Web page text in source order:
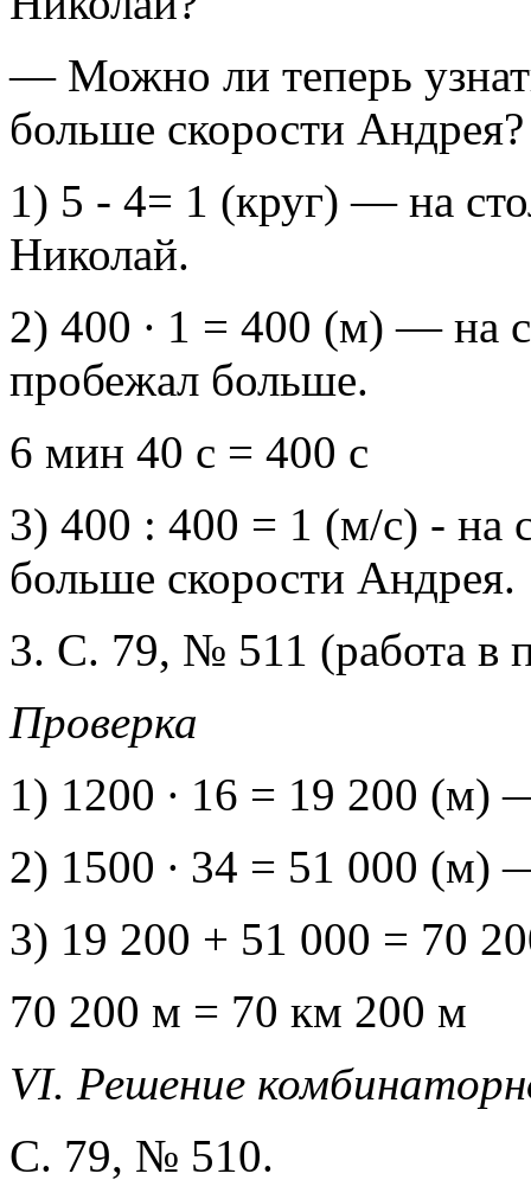
— Можно ли теперь
больше скорости Андрея?
1) 5 - 4= 1 (круг) — на
Николай.
2) 400 ∙ 1 = 400 (м) — на
пробежал больше.
6 мин 40 с = 400 с
3) 400 : 400 = 1 (м/с) - на
больше скорости Андрея.
3. С. 79, № 511 (работа в
Проверка
1) 1200 ∙ 16 = 19 200 (м)
2) 1500 ∙ 34 = 51 000 (м)
3) 19 200 + 51 000 = 70
70 200 м = 70 км 200 м
VI. Решение
С. 79, № 510.